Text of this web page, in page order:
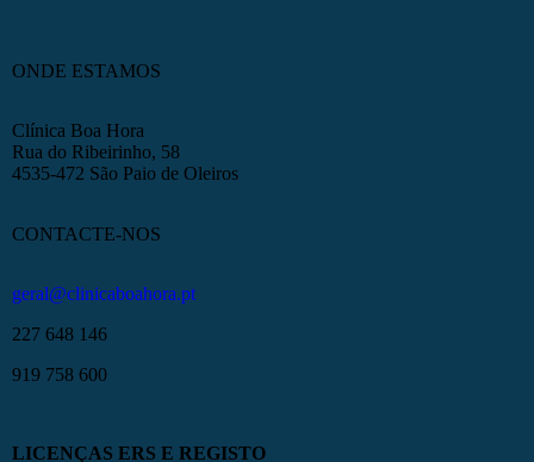
ONDE ESTAMOS
Clínica Boa Hora
Rua do Ribeirinho, 58
4535-472 São Paio de Oleiros
CONTACTE-NOS
geral@clinicaboahora.pt
227 648 146
919 758 600
LICENÇAS ERS E REGISTO